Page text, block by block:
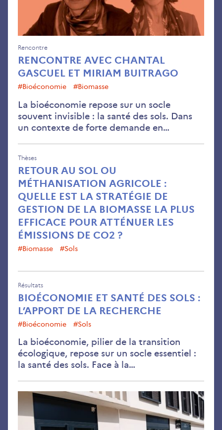
RENCONTRE AVEC CHANTAL
GASCUEL ET MIRIAM BUITRAGO
Rencontre
#Bioéconomie #Biomasse
La bioéconomie repose sur un socle
souvent invisible : la santé des sols. Dans
un contexte de forte demande en…
RETOUR AU SOL OU
MÉTHANISATION AGRICOLE :
QUELLE EST LA STRATÉGIE DE
GESTION DE LA BIOMASSE LA PLUS
EFFICACE POUR ATTÉNUER LES
ÉMISSIONS DE CO2 ?
Thèses
#Biomasse #sols
BIOÉCONOMIE ET SANTÉ DES SOLS :
L’APPORT DE LA RECHERCHE
Résultats
#Bioéconomie #sols
La bioéconomie, pilier de la transition
écologique, repose sur un socle essentiel :
la santé des sols. Face à la…
À
un